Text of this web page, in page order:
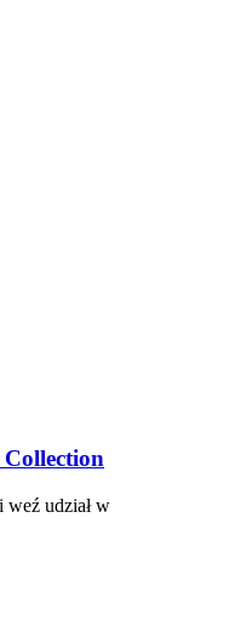
udział w